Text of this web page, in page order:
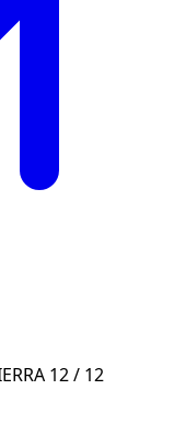
12 / 12